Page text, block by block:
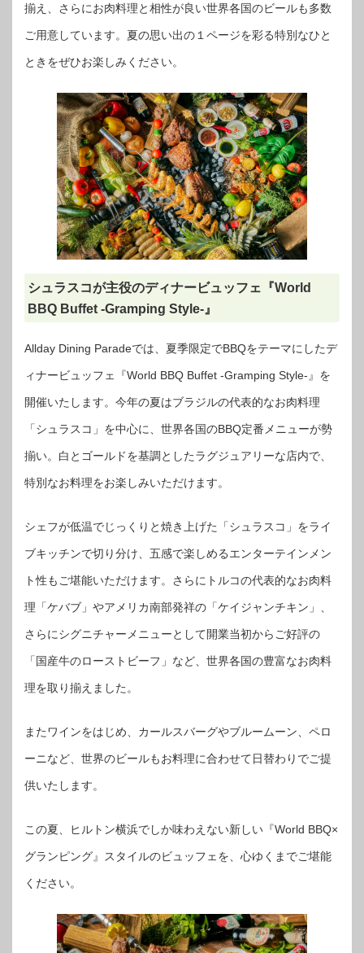
揃え、さらにお肉料理と相性が良い世界各国のビールも多数
ご用意しています。夏の思い出の１ページを彩る特別なひと
ときをぜひお楽しみください。
シュラスコが主役のディナービュッフェ『World
BBQ Buffet -Gramping Style-』
Allday Dining Paradeでは、夏季限定でBBQをテーマにしたデ
ィナービュッフェ『World BBQ Buffet -Gramping Style-』を
開催いたします。今年の夏はブラジルの代表的なお肉料理
「シュラスコ」を中心に、世界各国のBBQ定番メニューが勢
揃い。白とゴールドを基調としたラグジュアリーな店内で、
特別なお料理をお楽しみいただけます。
シェフが低温でじっくりと焼き上げた「シュラスコ」をライ
ブキッチンで切り分け、五感で楽しめるエンターテインメン
ト性もご堪能いただけます。さらにトルコの代表的なお肉料
理「ケバブ」やアメリカ南部発祥の「ケイジャンチキン」、
さらにシグニチャーメニューとして開業当初からご好評の
「国産牛のローストビーフ」など、世界各国の豊富なお肉料
理を取り揃えました。
またワインをはじめ、カールスバーグやブルームーン、ペロ
ーニなど、世界のビールもお料理に合わせて日替わりでご提
供いたします。
この夏、ヒルトン横浜でしか味わえない新しい『World BBQ×
グランピング』スタイルのビュッフェを、心ゆくまでご堪能
ください。